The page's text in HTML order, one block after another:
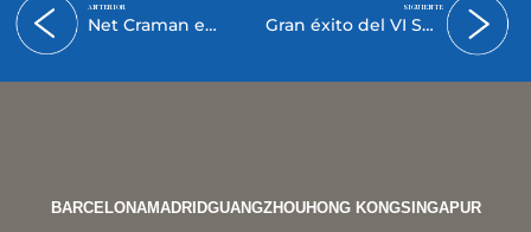
ANTERIOR
Net Craman en el VI Seminario de Arte y Derecho del ICAB
SIGUIENTE
Gran éxito del VI Seminario Arte y Derecho del ICAB
BARCELONAMADRIDGUANGZHOUHONG KONGSINGAPUR